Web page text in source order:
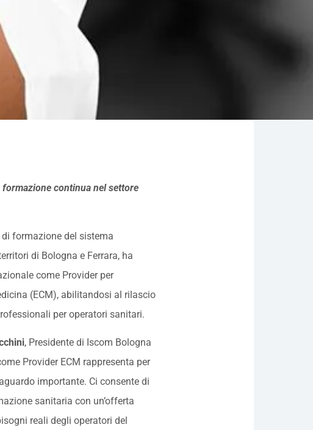
continua nel settore
formazione del sistema
di Bologna e Ferrara, ha
come Provider per
(ECM), abilitandosi al rilascio
per operatori sanitari.
, Presidente di Iscom Bologna
Provider ECM rappresenta per
importante. Ci consente di
sanitaria con un’offerta
reali degli operatori del